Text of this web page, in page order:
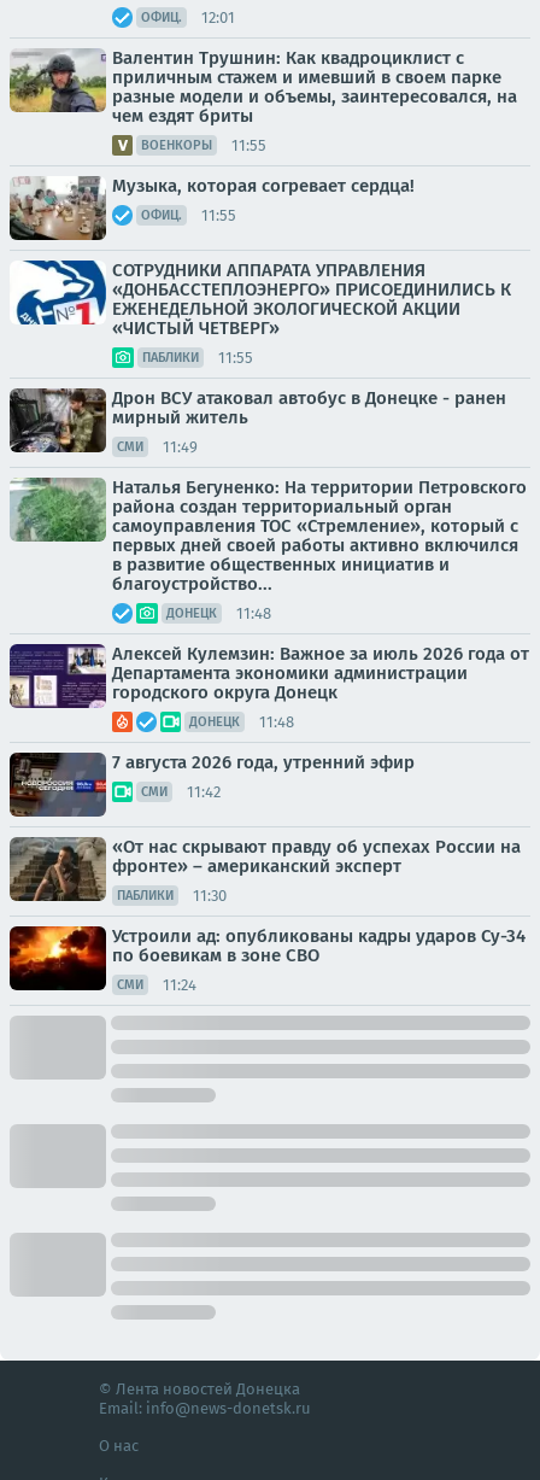
ОФИЦ. 12:01
Валентин Трушнин: Как квадроциклист с
приличным стажем и имевший в своем парке
разные модели и объемы, заинтересовался, на
чем ездят бриты
ВОЕНКОРЫ 11:55
Музыка, которая согревает сердца!
ОФИЦ. 11:55
СОТРУДНИКИ АППАРАТА УПРАВЛЕНИЯ
«ДОНБАССТЕПЛОЭНЕРГО» ПРИСОЕДИНИЛИСЬ К
ЕЖЕНЕДЕЛЬНОЙ ЭКОЛОГИЧЕСКОЙ АКЦИИ
«ЧИСТЫЙ ЧЕТВЕРГ»
ПАБЛИКИ 11:55
Дрон ВСУ атаковал автобус в Донецке - ранен
мирный житель
СМИ 11:49
Наталья Бегуненко: На территории Петровского
района создан территориальный орган
самоуправления ТОС «Стремление», который с
первых дней своей работы активно включился
в развитие общественных инициатив и
благоустройство...
ДОНЕЦК 11:48
Алексей Кулемзин: Важное за июль 2026 года от
Департамента экономики администрации
городского округа Донецк
ДОНЕЦК 11:48
7 августа 2026 года, утренний эфир
СМИ 11:42
«От нас скрывают правду об успехах России на
фронте» – американский эксперт
ПАБЛИКИ 11:30
Устроили ад: опубликованы кадры ударов Су-34
по боевикам в зоне СВО
СМИ 11:24
© Лента новостей Донецка
Email: info@news-donetsk.ru
О нас